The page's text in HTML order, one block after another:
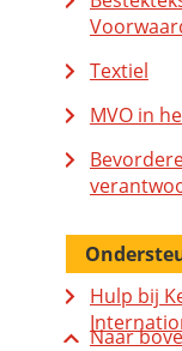
Textiel
MVO in
Hulp bij
Naar